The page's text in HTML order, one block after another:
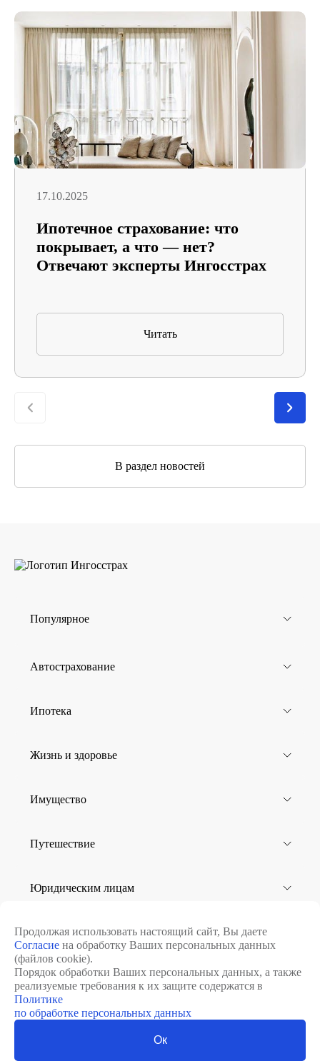
17.10.2025
Ипотечное страхование: что
покрывает, а что — нет?
Отвечают эксперты Ингосстрах
Читать
В раздел новостей
Популярное
Автострахование
Ипотека
Жизнь и здоровье
Имущество
Путешествие
Юридическим лицам
8 (812) 502-07-44Перезвоните мне
8 (812) 332-10-10Клиентская поддержка
Продолжая использовать настоящий сайт, Вы даете
Согласие на обработку Ваших персональных данных
(файлов cookie).
Порядок обработки Ваших персональных данных, а также
реализуемые требования к их защите содержатся в
Политике
по обработке персональных данных
Ок